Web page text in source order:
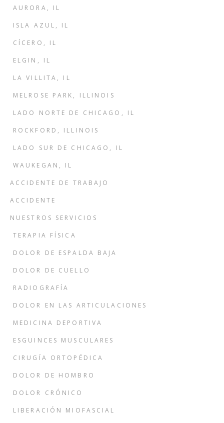
AURORA, IL
ISLA AZUL, IL
CÍCERO, IL
ELGIN, IL
LA VILLITA, IL
MELROSE PARK, ILLINOIS
LADO NORTE DE CHICAGO, IL
ROCKFORD, ILLINOIS
LADO SUR DE CHICAGO, IL
WAUKEGAN, IL
ACCIDENTE DE TRABAJO
ACCIDENTE
NUESTROS SERVICIOS
TERAPIA FÍSICA
DOLOR DE ESPALDA BAJA
DOLOR DE CUELLO
RADIOGRAFÍA
DOLOR EN LAS ARTICULACIONES
MEDICINA DEPORTIVA
ESGUINCES MUSCULARES
CIRUGÍA ORTOPÉDICA
DOLOR DE HOMBRO
DOLOR CRÓNICO
LIBERACIÓN MIOFASCIAL